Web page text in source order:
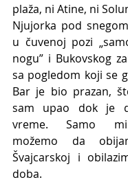
plaža, ni Atine, ni
Njujorka pod
u čuvenoj pozi
nogu” i Bukovskog
sa pogledom koji se
Bar je bio prazan,
sam upao dok je
vreme. Samo mi
možemo da
Švajcarskoj i
doba.